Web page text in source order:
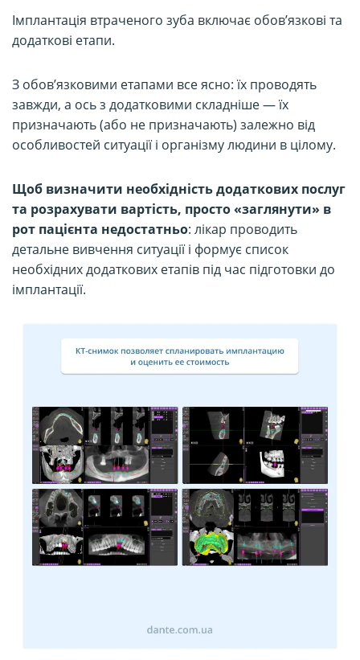
Імплантація втраченого зуба включає обов’язкові та
додаткові етапи.
З обов’язковими етапами все ясно: їх проводять
завжди, а ось з додатковими складніше — їх
призначають (або не призначають) залежно від
особливостей ситуації і організму людини в цілому.
Щоб визначити необхідність додаткових послуг
та розрахувати вартість, просто «заглянути» в
рот пацієнта недостатньо: лікар проводить
детальне вивчення ситуації і формує список
необхідних додаткових етапів під час підготовки до
імплантації.